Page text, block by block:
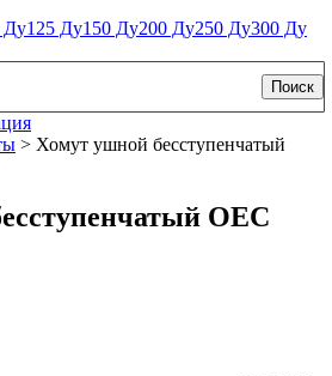
Ду125 Ду150 Ду200 Ду250 Ду300 Ду
Поиск
> Хомут ушной бесступенчатый
OEC